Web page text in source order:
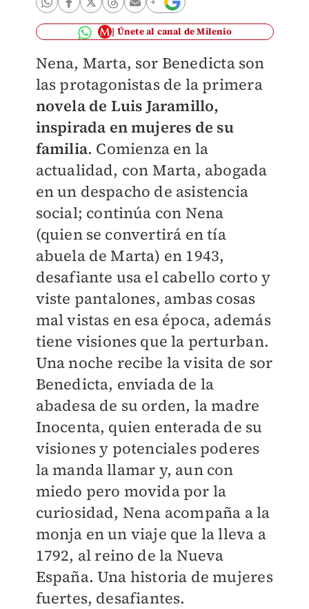
Únete al canal de Milenio
Nena, Marta, sor Benedicta son
las protagonistas de la primera
novela de Luis Jaramillo,
inspirada en mujeres de su
familia. Comienza en la
actualidad, con Marta, abogada
en un despacho de asistencia
social; continúa con Nena
(quien se convertirá en tía
abuela de Marta) en 1943,
desafiante usa el cabello corto y
viste pantalones, ambas cosas
mal vistas en esa época, además
tiene visiones que la perturban.
Una noche recibe la visita de sor
Benedicta, enviada de la
abadesa de su orden, la madre
Inocenta, quien enterada de su
visiones y potenciales poderes
la manda llamar y, aun con
miedo pero movida por la
curiosidad, Nena acompaña a la
monja en un viaje que la lleva a
1792, al reino de la Nueva
España. Una historia de mujeres
fuertes, desafiantes.